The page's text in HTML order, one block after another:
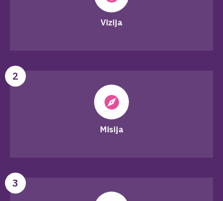
Vizija
Misija
2
3